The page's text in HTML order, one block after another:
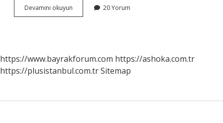
Devamını okuyun
Isareti
20 Yorum
https://www.bayrakforum.com https://ashoka.com.tr
https://plusistanbul.com.trSitemap